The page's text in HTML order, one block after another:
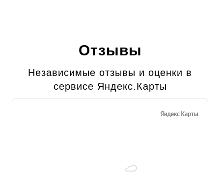
Отзывы
Независимые отзывы и оценки в
сервисе Яндекс.Карты